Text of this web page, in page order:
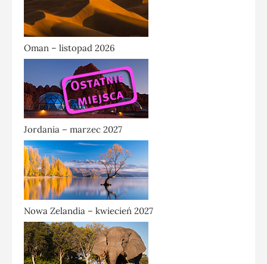
Oman – listopad 2026
Jordania – marzec 2027
Nowa Zelandia – kwiecień 2027